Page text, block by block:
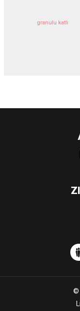
granulu katli
©